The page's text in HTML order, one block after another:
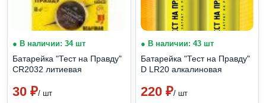
● В наличии: 34 шт
Батарейка "Тест на Правду"
CR2032 литиевая
30 ₽/ шт
● В наличии: 43 шт
Батарейка "Тест на Правду"
D LR20 алкалиновая
220 ₽/ шт